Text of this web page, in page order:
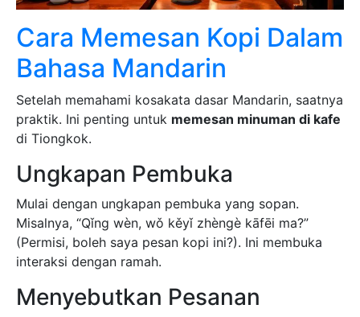
Cara Memesan Kopi Dalam
Bahasa Mandarin
Setelah memahami kosakata dasar Mandarin, saatnya
praktik. Ini penting untuk memesan minuman di kafe
di Tiongkok.
Ungkapan Pembuka
Mulai dengan ungkapan pembuka yang sopan.
Misalnya, “Qǐng wèn, wǒ kěyǐ zhèngè kāfēi ma?”
(Permisi, boleh saya pesan kopi ini?). Ini membuka
interaksi dengan ramah.
Menyebutkan Pesanan